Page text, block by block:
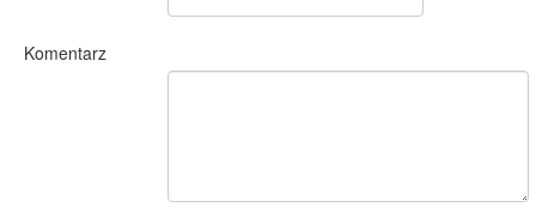
Komentarz